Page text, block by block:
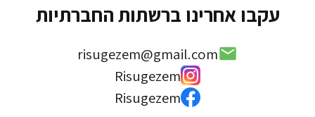
עקבו אחרינו ברשתות החברתיות
risugezem@gmail.com
Risugezem
Risugezem